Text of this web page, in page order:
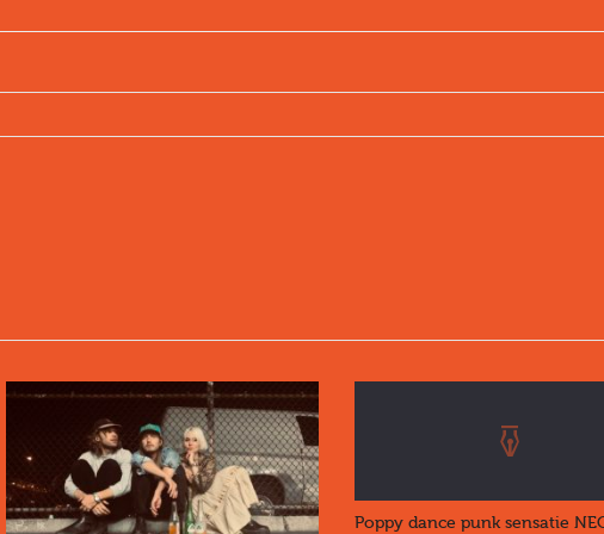
Poppy dance punk sensatie